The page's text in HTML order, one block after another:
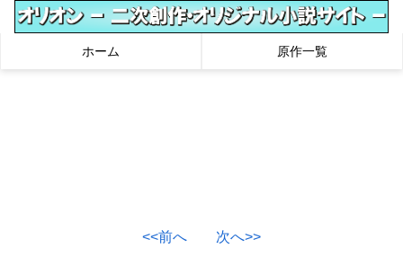
ホーム 原作一覧
<<前へ 次へ>>